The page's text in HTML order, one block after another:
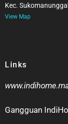
Kec.
View Map
Links
Gangguan